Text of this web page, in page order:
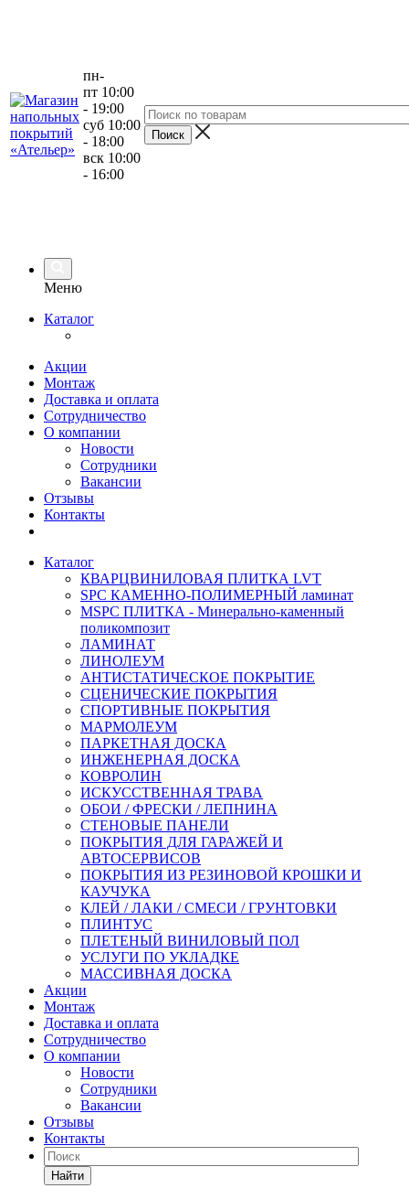
пн-
пт 10:00
- 19:00
суб 10:00
- 18:00
вск 10:00
- 16:00
Меню
Каталог
Акции
Монтаж
Доставка и оплата
Сотрудничество
О компании
Новости
Сотрудники
Вакансии
Отзывы
Контакты
Каталог
КВАРЦВИНИЛОВАЯ ПЛИТКА LVT
SPC КАМЕННО-ПОЛИМЕРНЫЙ ламинат
MSPC ПЛИТКА - Минерально-каменный
поликомпозит
ЛАМИНАТ
ЛИНОЛЕУМ
АНТИСТАТИЧЕСКОЕ ПОКРЫТИЕ
СЦЕНИЧЕСКИЕ ПОКРЫТИЯ
СПОРТИВНЫЕ ПОКРЫТИЯ
МАРМОЛЕУМ
ПАРКЕТНАЯ ДОСКА
ИНЖЕНЕРНАЯ ДОСКА
КОВРОЛИН
ИСКУССТВЕННАЯ ТРАВА
ОБОИ / ФРЕСКИ / ЛЕПНИНА
СТЕНОВЫЕ ПАНЕЛИ
ПОКРЫТИЯ ДЛЯ ГАРАЖЕЙ И
АВТОСЕРВИСОВ
ПОКРЫТИЯ ИЗ РЕЗИНОВОЙ КРОШКИ И
КАУЧУКА
КЛЕЙ / ЛАКИ / СМЕСИ / ГРУНТОВКИ
ПЛИНТУС
ПЛЕТЕНЫЙ ВИНИЛОВЫЙ ПОЛ
УСЛУГИ ПО УКЛАДКЕ
МАССИВНАЯ ДОСКА
Акции
Монтаж
Доставка и оплата
Сотрудничество
О компании
Новости
Сотрудники
Вакансии
Отзывы
Контакты
Найти